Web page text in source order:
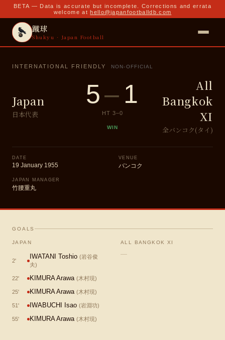
BETA — Data is accurate but incomplete. Corrections and errata
welcome at hello@japanfootballdb.com
蹴球
Shukyu · Japan Football
INTERNATIONAL FRIENDLY NON-OFFICIAL
Japan
日本代表
5– 1
HT 3–0
WIN
All
Bangkok
XI
全バンコク(タイ)
DATE
19 January 1955
VENUE
バンコク
JAPAN MANAGER
竹腰重丸
GOALS
JAPAN
2'
IWATANI Toshio (岩谷俊
夫)
22' KIMURA Arawa (木村現)
25' KIMURA Arawa (木村現)
51' IWABUCHI Isao (岩淵功)
55' KIMURA Arawa (木村現)
ALL BANGKOK XI
—